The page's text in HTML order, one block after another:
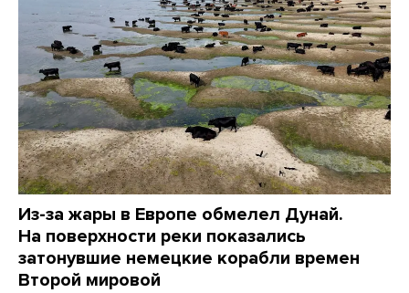
Из-за жары в Европе обмелел Дунай.
На поверхности реки показались
затонувшие немецкие корабли времен
Второй мировой